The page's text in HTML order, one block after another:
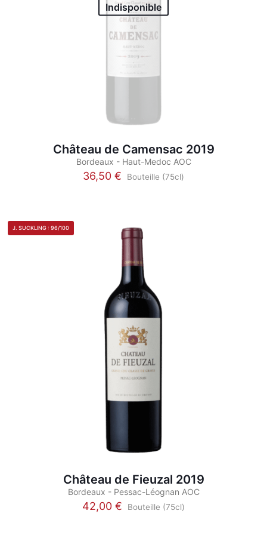
du
produit
Indisponible
Château de Camensac 2019
Bordeaux - Haut-Medoc AOC
36,50 €
Bouteille (75cl)
plusieurs
variations.
Les
options
peuvent
être
choisies
la
page
du
produit
J. SUCKLING : 96/100
Château de Fieuzal 2019
Bordeaux - Pessac-Léognan AOC
42,00 €
Bouteille (75cl)